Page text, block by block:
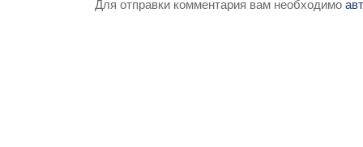
Для отправки комментария вам необходимо